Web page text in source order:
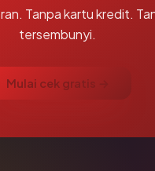
Tanpa kartu kredit.
tersembunyi.
Mulai cek gratis →